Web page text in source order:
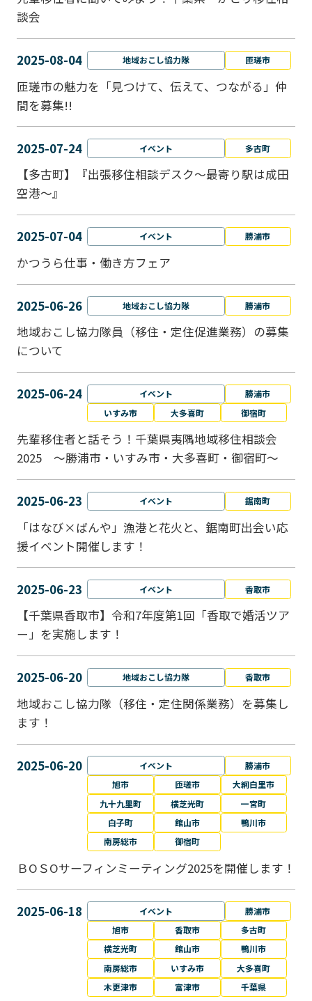
談会
2025-08-04 地域おこし協力隊 匝瑳市
匝瑳市の魅力を「見つけて、伝えて、つながる」仲
間を募集!!
2025-07-24 イベント 多古町
【多古町】『出張移住相談デスク～最寄り駅は成田
空港～』
2025-07-04 イベント 勝浦市
かつうら仕事・働き方フェア
2025-06-26 地域おこし協力隊 勝浦市
地域おこし協力隊員（移住・定住促進業務）の募集
について
2025-06-24 イベント
勝浦市
いすみ市
大多喜町 御宿町
先輩移住者と話そう！千葉県夷隅地域移住相談会
2025 ～勝浦市・いすみ市・大多喜町・御宿町～
2025-06-23 イベント 鋸南町
「はなび×ばんや」漁港と花火と、鋸南町出会い応
援イベント開催します！
2025-06-23 イベント 香取市
【千葉県香取市】令和7年度第1回「香取で婚活ツア
ー」を実施します！
2025-06-20 地域おこし協力隊 香取市
地域おこし協力隊（移住・定住関係業務）を募集し
ます！
2025-06-20 イベント
勝浦市
旭市
匝瑳市
大網白里市
九十九里町
横芝光町
一宮町
白子町
館山市
鴨川市
南房総市
御宿町
ＢОＳОサーフィンミーティング2025を開催します！
2025-06-18 イベント
勝浦市
旭市
香取市
多古町
横芝光町
館山市
鴨川市
南房総市
いすみ市
大多喜町
木更津市
富津市 千葉県